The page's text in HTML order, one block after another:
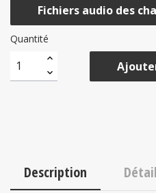
Fichiers audio des
Quantité
Description